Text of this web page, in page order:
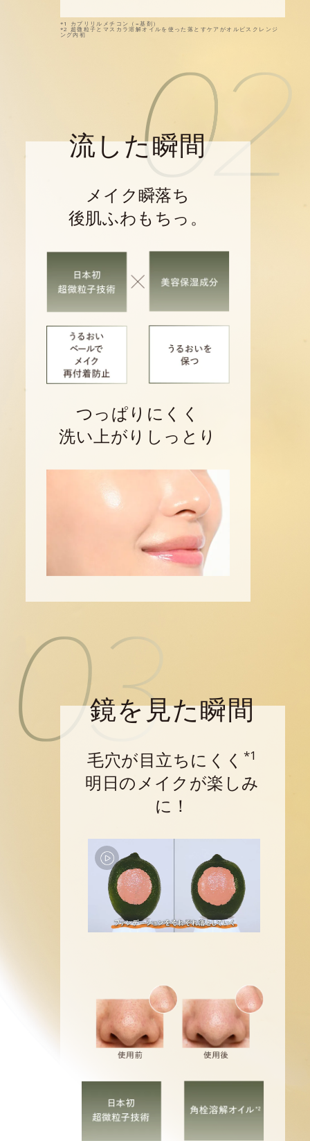
*1 カプリリルメチコン（=基剤）
*2 超微粒子とマスカラ溶解オイルを使った落とすケアがオルビスクレンジ
ング内初
流した瞬間
メイク瞬落ち
後肌ふわもちっ。
つっぱりにくく
洗い上がりしっとり
鏡を見た瞬間
毛穴が目立ちにくく *1
明日のメイクが楽しみ
に！